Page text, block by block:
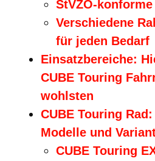
StVZO-
Verschiedene
für jeden Bedarf
Einsatzbereiche:
CUBE Touring
wohlsten
CUBE Touring
Modelle und
CUBE Touring